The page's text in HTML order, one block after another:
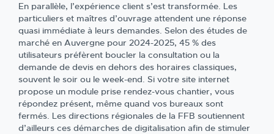
En parallèle, l’expérience client s’est transformée. Les
particuliers et maîtres d’ouvrage attendent une réponse
quasi immédiate à leurs demandes. Selon des études de
marché en Auvergne pour 2024-2025, 45 % des
utilisateurs préfèrent boucler la consultation ou la
demande de devis en dehors des horaires classiques,
souvent le soir ou le week-end. Si votre site internet
propose un module prise rendez-vous chantier, vous
répondez présent, même quand vos bureaux sont
fermés. Les directions régionales de la FFB soutiennent
d’ailleurs ces démarches de digitalisation afin de stimuler